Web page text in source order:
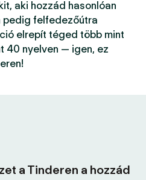
aki hozzád hasonlóan
pedig felfedezőútra
elrepít téged több mint
40 nyelven — igen, ez
a Tinderen a hozzád